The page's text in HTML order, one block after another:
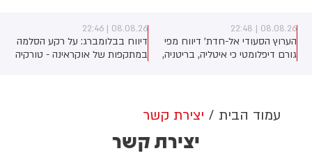
08.08.26 | 22:48
הערוץ הסעודי אל-חדת' דיווח מפי
גורם דיפלומטי כי איטליה, בריטניה,
חיזבאללה. לפי אותו גורם
דיפלומטי, ישנה הצעה לגבי רשימה
של מדינות שכבר הסכימו להשתתף
במנגנון, אך טרם הושגה הסכמה
08.08.26 | 22:46
דיווח בבלומברג: על רקע הסלמה
במתקפות של אוקראינה - טורקיה
עמוד הבית יצירת קשר
יצירת קשר